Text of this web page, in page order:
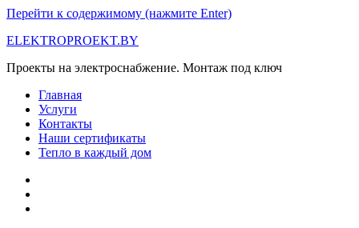
Перейти к содержимому (нажмите Enter)
ELEKTROPROEKT.BY
Проекты на электроснабжение. Монтаж под ключ
Главная
Услуги
Контакты
Наши сертификаты
Тепло в каждый дом